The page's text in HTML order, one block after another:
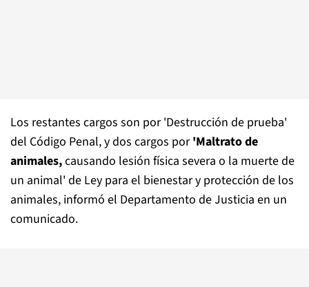
Los restantes cargos son por 'Destrucción de prueba'
del Código Penal, y dos cargos por'Maltrato de
animales,causando lesión física severa o la muerte de
un animal' de Ley para el bienestar y protección de los
animales, informó el Departamento de Justicia en un
comunicado.